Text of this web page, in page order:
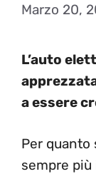
Marzo 20,
L’auto
a essere
Per quanto
sempre